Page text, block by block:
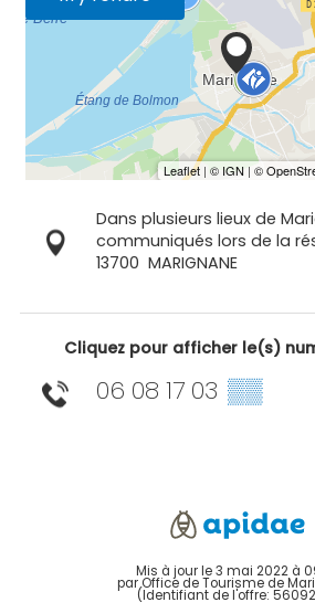
Dans plusieurs lieux de
communiqués lors de la
13700 MARIGNANE
Cliquez pour afficher le(s)
06 08 17 03 ▒▒
Mis à jour le 3 mai 2022 à
par Office de Tourisme de
(Identifiant de l'offre: